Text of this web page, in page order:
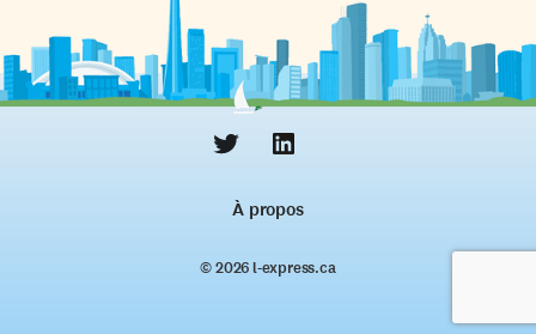
À propos
© 2026 l‑express.ca